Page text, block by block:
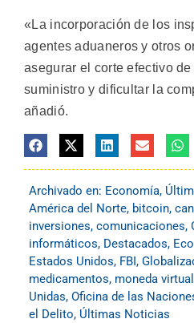
«La incorporación de los
agentes aduaneros y otros
asegurar el corte efectivo
suministro y dificultar la
añadió.
Archivado en: Economía,
América del Norte, bitcoin,
inversiones, comunicaciones,
informáticos, Destacados,
Estados Unidos, FBI,
medicamentos, moneda virtual
Unidas, Oficina de las
el Delito, Últimas Noticias